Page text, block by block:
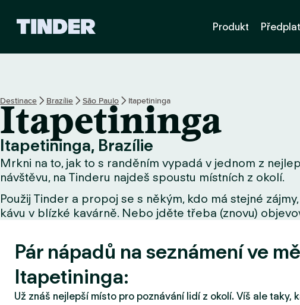
k
á
t
r
á
n
a
T
d
e
r
u
Produkt
Destinace Brazílie São Paulo Itapetininga
Itapetininga
Itapetininga, Brazílie
Mrkni na to, jak to s randěním vypadá v jednom z
návštěvu, na Tinderu najdeš spoustu místních z okolí.
Použij Tinder a propoj se s někým, kdo má stejné
kávu v blízké kavárně. Nebo jděte třeba (znovu)
Pár nápadů na seznámení ve
Itapetininga:
Už znáš nejlepší místo pro poznávání lidí z okolí. Víš ale taky,